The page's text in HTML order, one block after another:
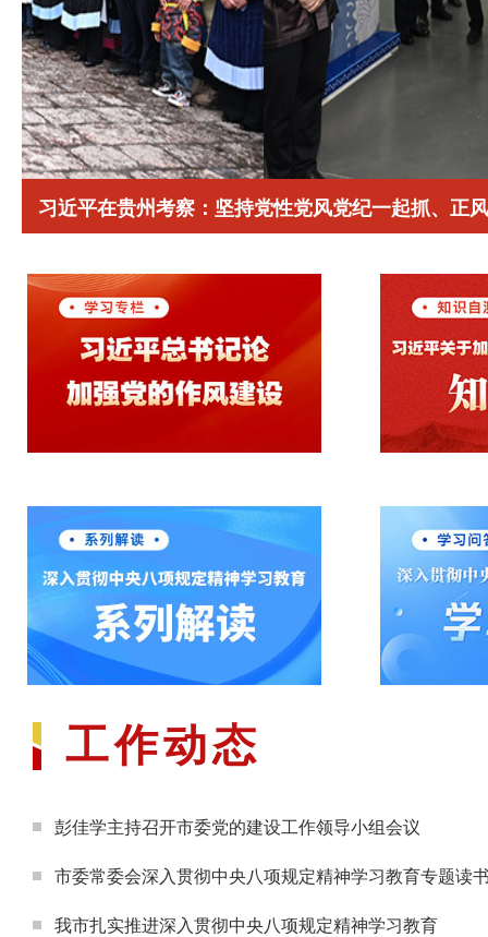
习近平在贵州考察：坚持党性党风党纪一起抓、正
习近平总书记关于加强党的作风建设的重要论述
工作动态
彭佳学主持召开市委党的建设工作领导小组会议
市委常委会深入贯彻中央八项规定精神学习教育专题读
我市扎实推进深入贯彻中央八项规定精神学习教育